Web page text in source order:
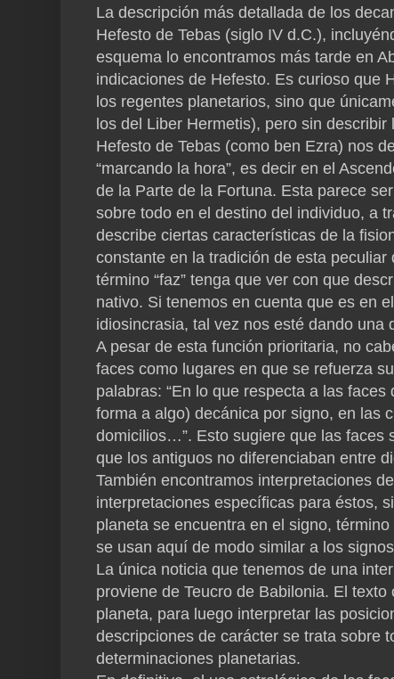
La descripción más detallada de los
Hefesto de Tebas (siglo IV d.C.),
esquema lo encontramos más tarde en
indicaciones de Hefesto. Es curioso que
los regentes planetarios, sino que
los del Liber Hermetis), pero sin
Hefesto de Tebas (como ben Ezra) nos
“marcando la hora”, es decir en el
de la Parte de la Fortuna. Esta parece
sobre todo en el destino del individuo, a
describe ciertas características de la
constante en la tradición de esta
término “faz” tenga que ver con que
nativo. Si tenemos en cuenta que es en
idiosincrasia, tal vez nos esté dando una
A pesar de esta función prioritaria, no
faces como lugares en que se refuerza
palabras: “En lo que respecta a las
forma a algo) decánica por signo, en las
domicilios…”. Esto sugiere que las faces
que los antiguos no diferenciaban entre
También encontramos interpretaciones
interpretaciones específicas para éstos,
planeta se encuentra en el signo,
se usan aquí de modo similar a los
La única noticia que tenemos de una
proviene de Teucro de Babilonia. El
planeta, para luego interpretar las
descripciones de carácter se trata sobre
determinaciones planetarias.